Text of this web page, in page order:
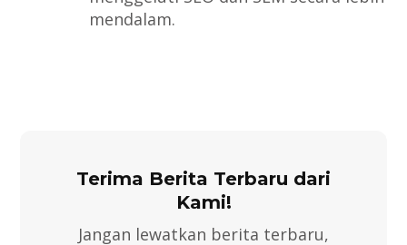
mendalam.
Terima Berita Terbaru dari
Kami!
Jangan lewatkan berita terbaru,